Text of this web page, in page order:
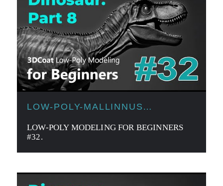
LOW-POLY-MALLINNUS
LOW-POLY MODELING FOR BEGINNERS
#32.